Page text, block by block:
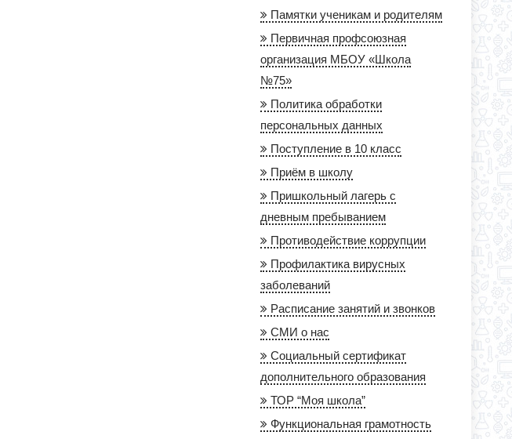
Памятки ученикам и родителям
Первичная профсоюзная
организация МБОУ «Школа
№75»
Политика обработки
персональных данных
Поступление в 10 класс
Приём в школу
Пришкольный лагерь с
дневным пребыванием
Противодействие коррупции
Профилактика вирусных
заболеваний
Расписание занятий и звонков
СМИ о нас
Социальный сертификат
дополнительного образования
ТОР “Моя школа”
Функциональная грамотность